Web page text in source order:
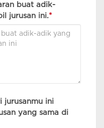
buat adik-
jurusan ini.*
jurusanmu ini
yang sama di